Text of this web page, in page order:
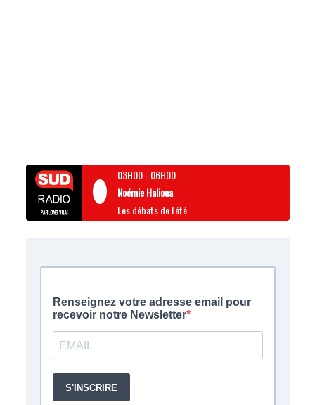
03H00- 06H00
Noémie Halioua
Les débats de l'été